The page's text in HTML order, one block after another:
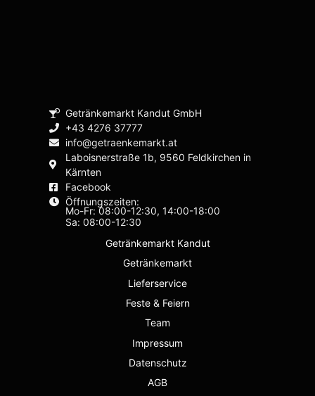
Getränkemarkt Kandut GmbH
+43 4276 37777
info@getraenkemarkt.at
Laboisnerstraße 1b, 9560 Feldkirchen in
Kärnten
Facebook
Öffnungszeiten:
Mo-Fr: 08:00-12:30, 14:00-18:00
Sa: 08:00-12:30
Getränkemarkt Kandut
Getränkemarkt
Lieferservice
Feste & Feiern
Team
Impressum
Datenschutz
AGB